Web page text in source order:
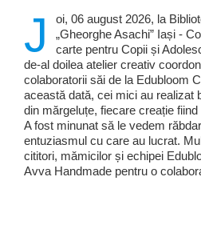
J
oi, 06 august 2026, la
„Gheorghe Asachi” Iași -
carte pentru Copii și
de-al doilea atelier creativ
colaboratorii săi de la Edubloom
această dată, cei mici au realizat
din mărgeluțe, fiecare creație
A fost minunat să le vedem
entuziasmul cu care au lucrat.
cititori, mămicilor și echipei
Avva Handmade pentru o